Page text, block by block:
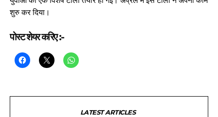
शुरु कर दिया।
पोस्ट शेयर करिए :-
LATEST ARTICLES